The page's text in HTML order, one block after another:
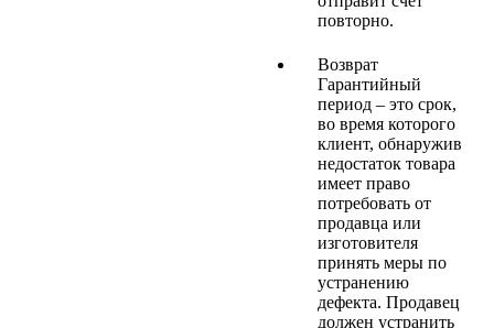
повторно.
Возврат
Гарантийный
период – это срок,
во время которого
клиент, обнаружив
недостаток товара
имеет право
потребовать от
продавца или
изготовителя
принять меры по
устранению
дефекта. Продавец
должен устранить